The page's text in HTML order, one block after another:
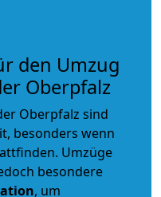
den Umzug
Oberpfalz
Oberpfalz sind
besonders wenn
Umzüge
besondere
, um